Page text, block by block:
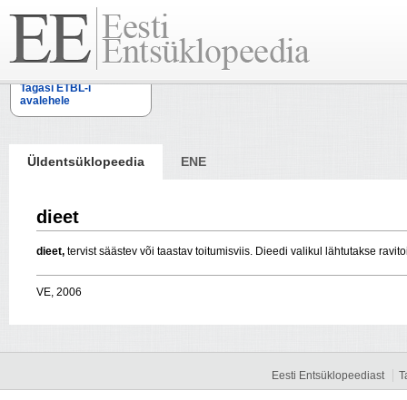
Tagasi ETBL-i
avalehele
Üldentsüklopeedia ENE
dieet
dieet, tervist säästev või taastav toitumisviis. Dieedi valikul lähtutakse
VE, 2006
Eesti Entsüklopeediast